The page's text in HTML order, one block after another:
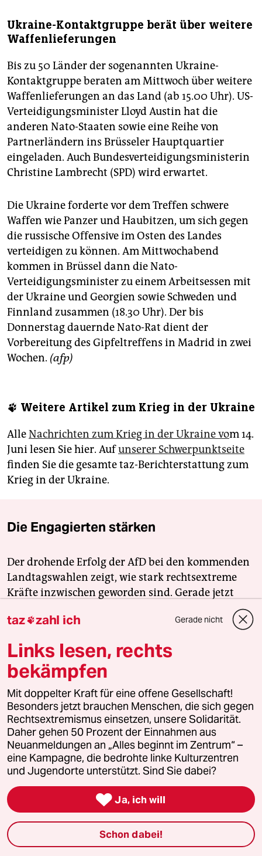
Ukraine-Kontaktgruppe berät über weitere
Waffenlieferungen
Bis zu 50 Länder der sogenannten Ukraine-
Kontaktgruppe beraten am Mittwoch über weitere
Waffenlieferungen an das Land (ab 15.00 Uhr). US-
Verteidigungsminister Lloyd Austin hat die
anderen Nato-Staaten sowie eine Reihe von
Partnerländern ins Brüsseler Hauptquartier
eingeladen. Auch Bundesverteidigungsministerin
Christine Lambrecht (SPD) wird erwartet.
Die Ukraine forderte vor dem Treffen schwere
Waffen wie Panzer und Haubitzen, um sich gegen
die russische Offensive im Osten des Landes
verteidigen zu können. Am Mittwochabend
kommen in Brüssel dann die Nato-
Verteidigungsminister zu einem Arbeitsessen mit
der Ukraine und Georgien sowie Schweden und
Finnland zusammen (18.30 Uhr). Der bis
Donnerstag dauernde Nato-Rat dient der
Vorbereitung des Gipfeltreffens in Madrid in zwei
Wochen. (afp)
🐾 Weitere Artikel zum Krieg in der Ukraine
AlleNachrichten zum Krieg in der Ukraine vom 14.
Juni lesen Sie hier. Aufunserer Schwerpunktseite
finden Sie die gesamte taz-Berichterstattung zum
Krieg in der Ukraine.
Die Engagierten stärken
Der drohende Erfolg der AfD bei den kommenden
Landtagswahlen zeigt, wie stark rechtsextreme
Kräfte inzwischen geworden sind. Gerade jetzt
braucht es Zusammenhalt und Solidarität. Auch
und vor allem mit den Menschen, die sich vor Ort
kooperiert deshalb mit "Alles beginnt im
Zentrum". Die Kampagne unterstützt bundesweit
linke, selbstverwaltete Orte und baut einen
solidarischen Fonds für deren Schutz und Erhalt
auf. Eine offene Gesellschaft braucht guten, frei
zugänglichen Journalismus – und
zivilgesellschaftliches Engagement. Finden Sie
auch? Dann machen Sie mit und unterstützen Sie
unsere Aktion.
Jetzt unterstützen
taz zahl ich Gerade nicht
Links lesen, rechts
bekämpfen
Mit doppelter Kraft für eine offene Gesellschaft!
Besonders jetzt brauchen Menschen, die sich gegen
Rechtsextremismus einsetzen, unsere Solidarität.
Daher gehen 50 Prozent der Einnahmen aus
Neuanmeldungen an „Alles beginnt im Zentrum“ –
eine Kampagne, die bedrohte linke Kulturzentren
und Jugendorte unterstützt. Sind Sie dabei?
 Ja, ich will
Schon dabei!